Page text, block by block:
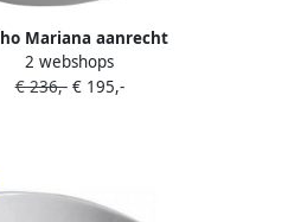
Mariana aanrecht
wastafel 58x41 5cm
wit
2 webshops
€ 236,-€ 195,-